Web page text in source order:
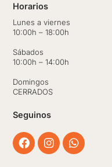
Horarios
Lunes a viernes
10:00h – 18:00h
Sábados
10:00h – 14:00h
Domingos
CERRADOS
Seguinos
Facebook
Instagram